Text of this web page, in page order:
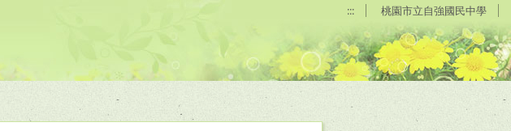
::: 桃園市立自強國民中學